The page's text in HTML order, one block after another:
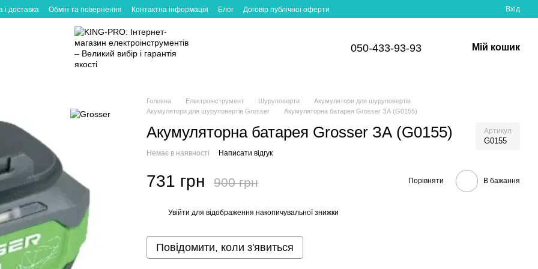
і доставка Обмін та повернення Контактна інформація Блог Договір публічної оферти Вхід
050-433-93-93 Мій кошик
Головна Електроінструмент Шуруповерти
Акумулятори для шуруповертів
Акумулятори для шуруповертів Grosser
Акумуляторна батарея Grosser ЗА (G0155)
Акумуляторна батарея Grosser ЗА (G0155) Артикул
G0155
Немає в наявності Написати відгук
731 грн 900 грн Порівняти В бажання
Увійти для відображення накопичувальної знижки
Повідомити, коли з'явиться